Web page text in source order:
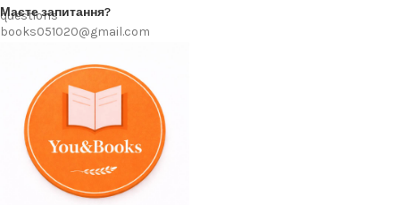
Маєте запитання?
books051020@gmail.com